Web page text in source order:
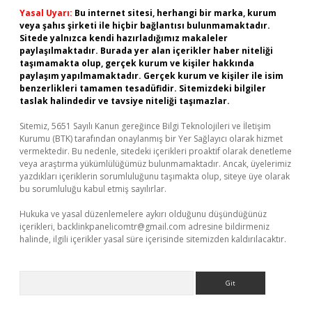
Yasal Uyarı: Bu internet sitesi, herhangi bir marka, kurum
veya şahıs şirketi ile hiçbir bağlantısı bulunmamaktadır.
Sitede yalnızca kendi hazırladığımız makaleler
paylaşılmaktadır. Burada yer alan içerikler haber niteliği
taşımamakta olup, gerçek kurum ve kişiler hakkında
paylaşım yapılmamaktadır. Gerçek kurum ve kişiler ile isim
benzerlikleri tamamen tesadüfidir. Sitemizdeki bilgiler
taslak halindedir ve tavsiye niteliği taşımazlar.
Sitemiz, 5651 Sayılı Kanun gereğince Bilgi Teknolojileri ve İletişim
Kurumu (BTK) tarafından onaylanmış bir Yer Sağlayıcı olarak hizmet
vermektedir. Bu nedenle, sitedeki içerikleri proaktif olarak denetleme
veya araştırma yükümlülüğümüz bulunmamaktadır. Ancak, üyelerimiz
yazdıkları içeriklerin sorumluluğunu taşımakta olup, siteye üye olarak
bu sorumluluğu kabul etmiş sayılırlar.
Hukuka ve yasal düzenlemelere aykırı olduğunu düşündüğünüz
içerikleri, backlinkpanelicomtr@gmail.com adresine bildirmeniz
halinde, ilgili içerikler yasal süre içerisinde sitemizden kaldırılacaktır.